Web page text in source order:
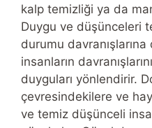
kalp temizliği ya da
Duygu ve düşünceleri
durumu davranışlarına
insanların
duyguları yönlendirir.
çevresindekilere ve
ve temiz düşünceli